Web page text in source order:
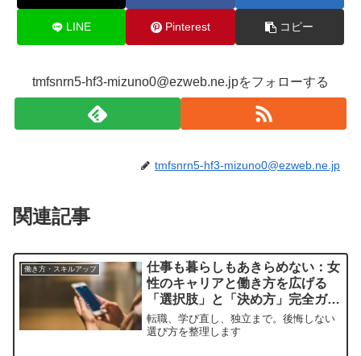
LINE Pinterest コピー
tmfsnrn5-hf3-mizuno0@ezweb.ne.jpをフォローする
tmfsnrn5-hf3-mizuno0@ezweb.ne.jp
関連記事
働き方・スキルアップ
仕事も暮らしもあきらめない：女
性のキャリアと働き方を広げる
「選択肢」と「決め方」完全ガイ
ド
転職、学び直し、独立まで。後悔しない
選び方を整理します